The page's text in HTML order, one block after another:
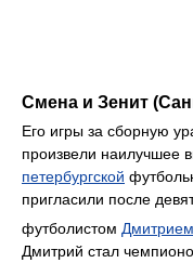
Смена и Зенит
Его игры за сборную
произвели наилучшее
петербургской
пригласили после
футболистом
Дмитрий стал